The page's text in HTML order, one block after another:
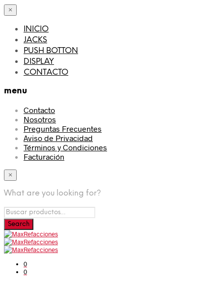
×
INICIO
JACKS
PUSH BOTTON
DISPLAY
CONTACTO
menu
Contacto
Nosotros
Preguntas Frecuentes
Aviso de Privacidad
Términos y Condiciones
Facturación
×
What are you looking for?
0
0